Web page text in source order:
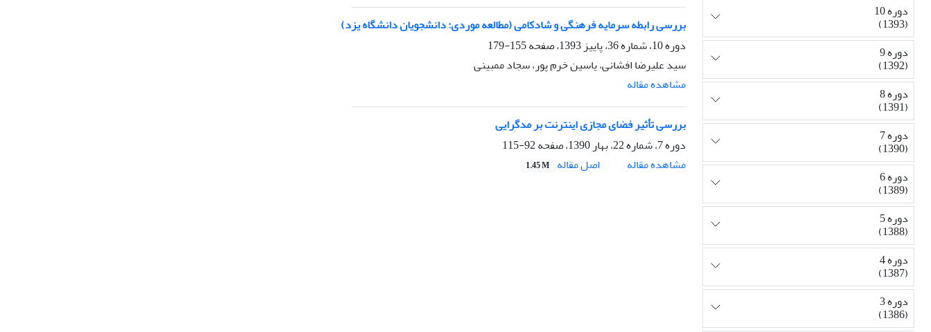
بررسی رابطه سرمایه فرهنگی و شادکامی (مطالعه موردی: دانشجویان دانشگاه یزد)
دوره 10، شماره 36، پاییز 1393، صفحه
155-179
سید علیرضا افشانی، یاسین خرم پور، سجاد ممبینی
مشاهده مقاله
بررسی تأثیر فضای مجازی اینترنت بر مد‌گرایی
دوره 7، شماره 22، بهار 1390، صفحه
92-115
مشاهده مقاله
اصل مقاله 1.45 M
دوره 10
(1393)
دوره 9
(1392)
دوره 8
(1391)
دوره 7
(1390)
دوره 6
(1389)
دوره 5
(1388)
دوره 4
(1387)
دوره 3
(1386)